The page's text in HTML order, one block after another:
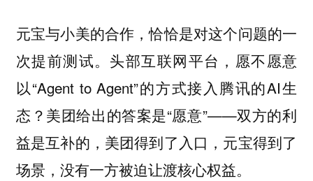
元宝与小美的合作，恰恰是对这个问题的一
次提前测试。头部互联网平台，愿不愿意
以“Agent to Agent”的方式接入腾讯的AI生
态？美团给出的答案是“愿意”——双方的利
益是互补的，美团得到了入口，元宝得到了
场景，没有一方被迫让渡核心权益。